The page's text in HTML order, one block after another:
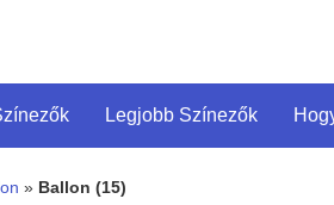
Legjobb Színezők
» Ballon (15)